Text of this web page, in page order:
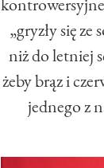
„gryzły się
niż do letniej
żeby brąz i
jednego z